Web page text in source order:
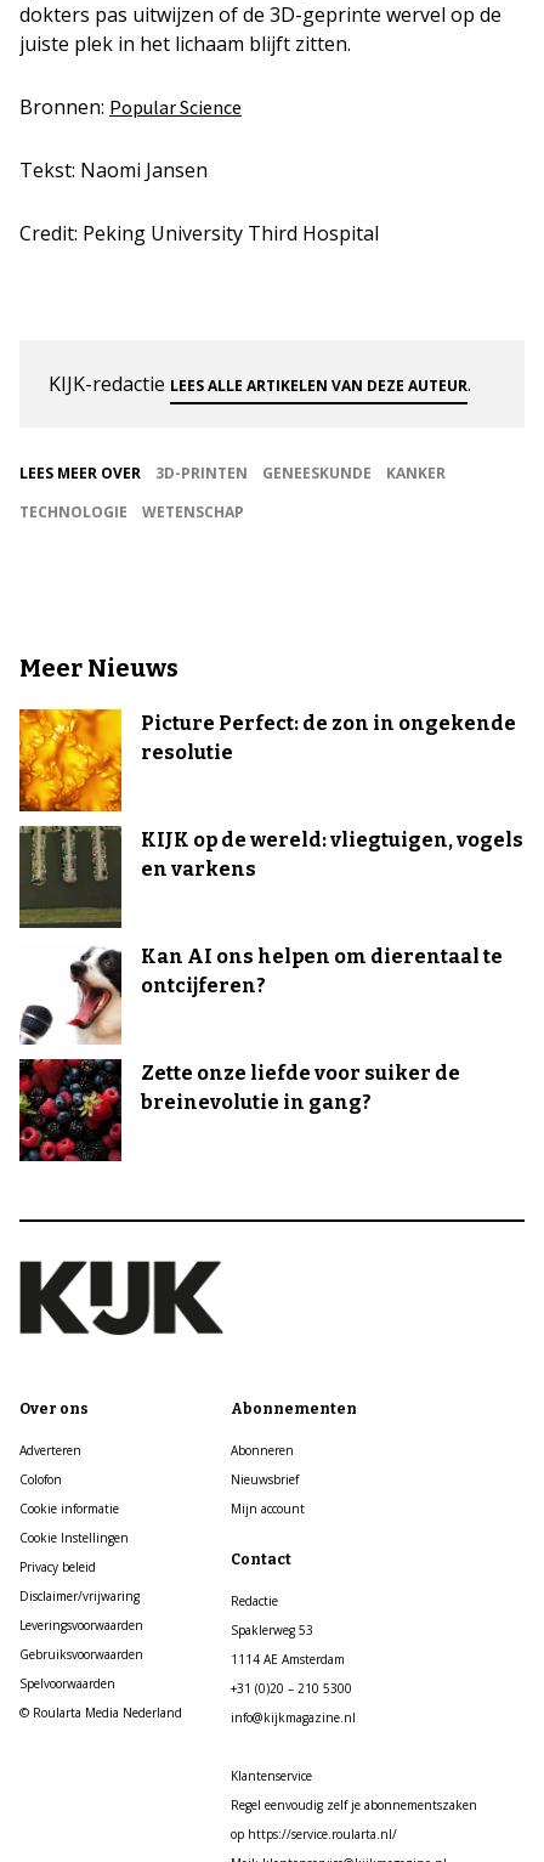
dokters pas uitwijzen of de 3D-geprinte wervel op de
juiste plek in het lichaam blijft zitten.
Bronnen: Popular Science
Tekst: Naomi Jansen
Credit: Peking University Third Hospital
KIJK-redactie LEES ALLE ARTIKELEN VAN DEZE AUTEUR.
LEES MEER OVER 3D-PRINTEN GENEESKUNDE
KANKER
TECHNOLOGIE
WETENSCHAP
Meer Nieuws
Picture Perfect: de zon in ongekende
resolutie
KIJK op de wereld: vliegtuigen, vogels
en varkens
Kan AI ons helpen om dierentaal te
ontcijferen?
Zette onze liefde voor suiker de
breinevolutie in gang?
Over ons
Adverteren
Colofon
Cookie informatie
Cookie Instellingen
Privacy beleid
Disclaimer/vrijwaring
Leveringsvoorwaarden
Gebruiksvoorwaarden
Spelvoorwaarden
© Roularta Media Nederland
Abonnementen
Abonneren
Nieuwsbrief
Mijn account
Contact
Redactie
Spaklerweg 53
1114 AE Amsterdam
+31 (0)20 – 210 5300
info@kijkmagazine.nl
Klantenservice
Regel eenvoudig zelf je abonnementszaken
op https://service.roularta.nl/